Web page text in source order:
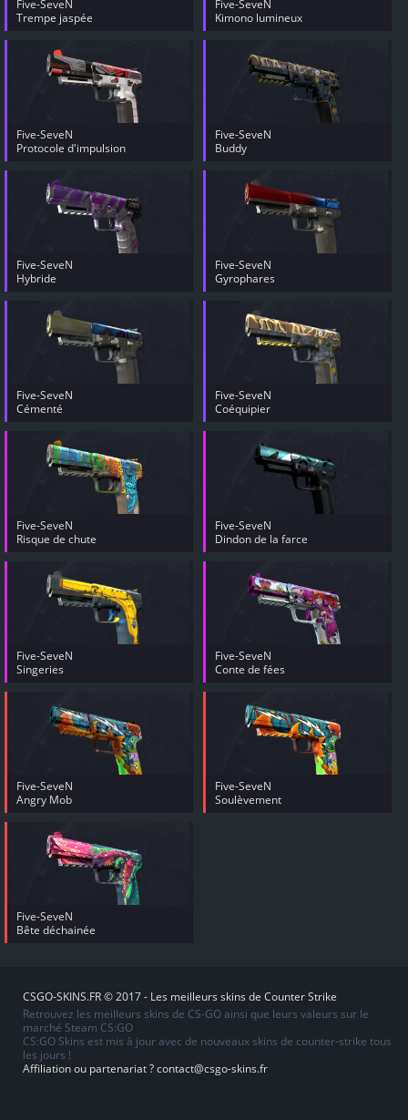
Five-SeveN
Trempe jaspée
Five-SeveN
Kimono lumineux
Five-SeveN
Protocole d'impulsion
Five-SeveN
Buddy
Five-SeveN
Hybride
Five-SeveN
Gyrophares
Five-SeveN
Cémenté
Five-SeveN
Coéquipier
Five-SeveN
Risque de chute
Five-SeveN
Dindon de la farce
Five-SeveN
Singeries
Five-SeveN
Conte de fées
Five-SeveN
Angry Mob
Five-SeveN
Soulèvement
Five-SeveN
Bête déchainée
CSGO-SKINS.FR © 2017 - Les meilleurs skins de Counter Strike
Retrouvez les meilleurs skins de CS-GO ainsi que leurs valeurs sur le
marché Steam CS:GO
CS:GO Skins est mis à jour avec de nouveaux skins de counter-strike tous
les jours !
Affiliation ou partenariat ?contact@csgo-skins.fr